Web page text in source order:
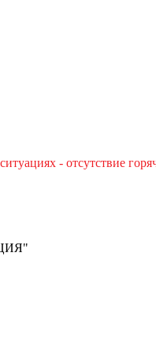
- отсутствие